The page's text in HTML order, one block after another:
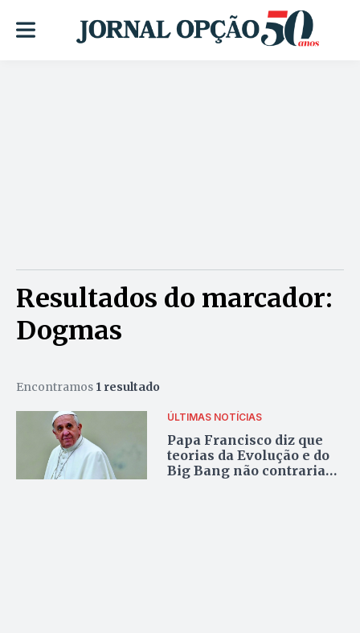
Resultados do marcador:
Dogmas
Encontramos 1 resultado
ÚLTIMAS NOTÍCIAS
Papa Francisco diz que
teorias da Evolução e do
Big Bang não contrariam